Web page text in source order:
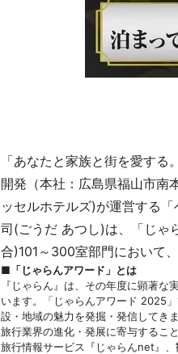
「あなたと家族と街を愛す
開発（本社：広島県福山市南
ッセルホテルズ)が運営する
司(ごうだ あつし)は、「じゃ
合)101～300室部門において
■「じゃらんアワード」とは
『じゃらん』は、その年度に顕著
います。「じゃらんアワード 2025
設・地域の魅力を発掘・発信してき
旅行業界の進化・発展に寄与するこ
旅行情報サービス『じゃらんnet』